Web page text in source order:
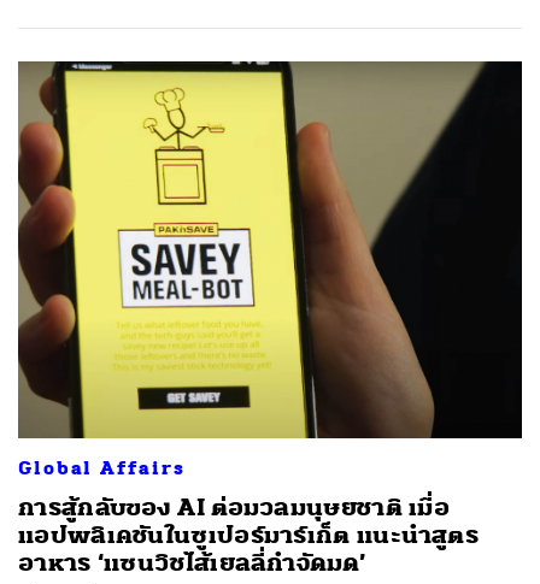
Global Affairs
การสู้กลับของ AI ต่อมวลมนุษยชาติ เมื่อ
แอปพลิเคชันในซูเปอร์มาร์เก็ต แนะนำสูตร
อาหาร ‘แซนวิชไส้เยลลี่กำจัดมด’